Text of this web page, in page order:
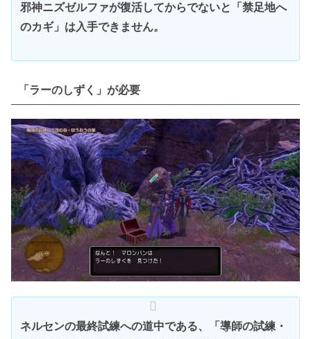
邪神ニズゼルファが復活してからでないと「禁足地へ
のカギ」は入手できません。
「ラーのしずく」が必要
ネルセンの最終試練への道中である、「導師の試練・